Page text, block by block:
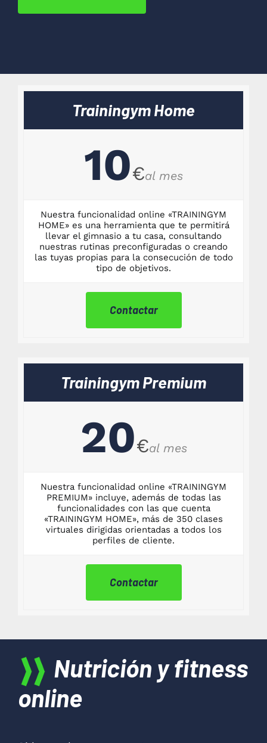
Trainingym Home
10€al mes
Nuestra funcionalidad online «TRAININGYM
HOME» es una herramienta que te permitirá
llevar el gimnasio a tu casa, consultando
nuestras rutinas preconfiguradas o creando
las tuyas propias para la consecución de todo
tipo de objetivos.
Contactar
Trainingym Premium
20€al mes
Nuestra funcionalidad online «TRAININGYM
PREMIUM» incluye, además de todas las
funcionalidades con las que cuenta
«TRAININGYM HOME», más de 350 clases
virtuales dirigidas orientadas a todos los
perfiles de cliente.
Contactar
Nutrición y fitness
online